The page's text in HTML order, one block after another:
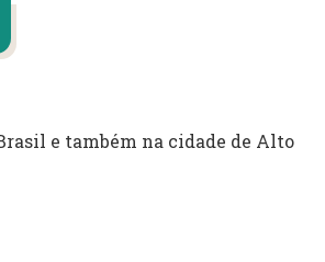
e também na cidade de Alto